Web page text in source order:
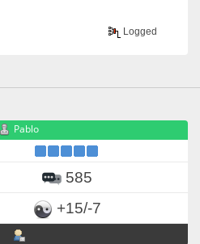
Logged
Pablo
585
+15/-7